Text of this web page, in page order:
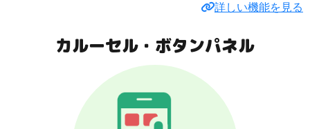
詳しい機能を見る
カルーセル・ボタンパネル